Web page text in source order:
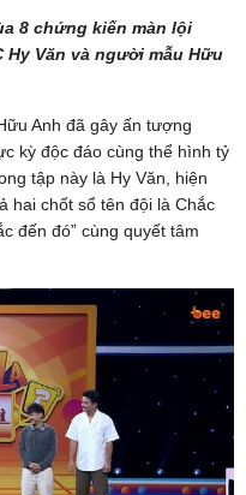
8 chứng kiến màn lội
Văn và người mẫu Hữu
Anh đã gây ấn tượng
kỳ độc đáo cùng thể hình tỷ
tập này là Hy Văn, hiện
hai chốt sổ tên đội là Chắc
đến đó” cùng quyết tâm